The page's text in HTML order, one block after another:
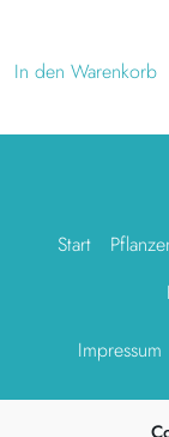
In den Warenkorb
Start
Impressum